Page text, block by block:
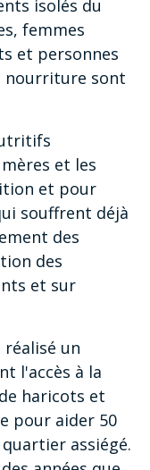
isolés du
femmes
et personnes
nourriture sont
et les
et pour
souffrent déjà
des
des
et sur
réalisé un
l'accès à la
haricots et
pour aider 50
assiégé.